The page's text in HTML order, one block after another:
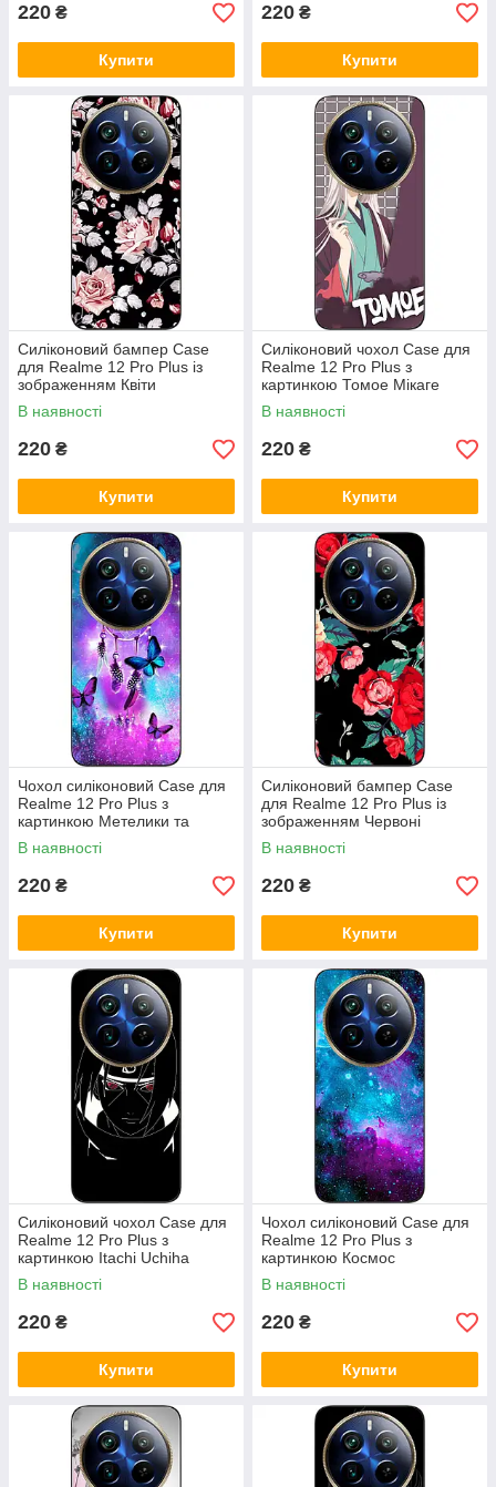
220 ₴
Купити
220 ₴
Купити
Силіконовий бампер Case
для Realme 12 Pro Plus із
зображенням Квіти
В наявності
220 ₴
Купити
Силіконовий чохол Case для
Realme 12 Pro Plus з
картинкою Томое Мікаге
В наявності
220 ₴
Купити
Чохол силіконовий Case для
Realme 12 Pro Plus з
картинкою Метелики та
оберег
В наявності
220 ₴
Купити
Силіконовий бампер Case
для Realme 12 Pro Plus із
зображенням Червоні
троянди
В наявності
220 ₴
Купити
Силіконовий чохол Case для
Realme 12 Pro Plus з
картинкою Itachi Uchiha
В наявності
220 ₴
Купити
Чохол силіконовий Case для
Realme 12 Pro Plus з
картинкою Космос
В наявності
220 ₴
Купити